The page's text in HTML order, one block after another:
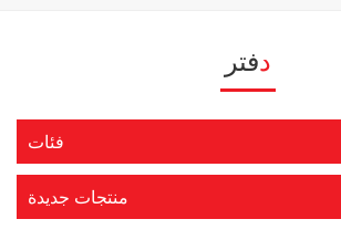
دفتر
فئات
منتجات جديدة